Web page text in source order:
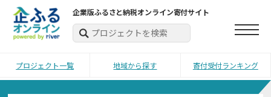
企業版ふるさと納税オンライン寄付サイト
プロジェクト一覧 地域から探す 寄付受付ランキング